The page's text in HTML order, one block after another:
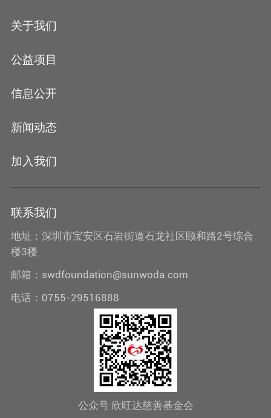
关于我们
公益项目
信息公开
新闻动态
加入我们
联系我们
地址：深圳市宝安区石岩街道石龙社区颐和路2号综合
楼3楼
邮箱：swdfoundation@sunwoda.com
电话：0755-29516888
公众号 欣旺达慈善基金会